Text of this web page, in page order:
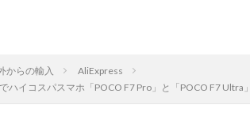
からの輸入
AliExpress
ハイコスパスマホ「POCO F7 Pro」と「POCO F7